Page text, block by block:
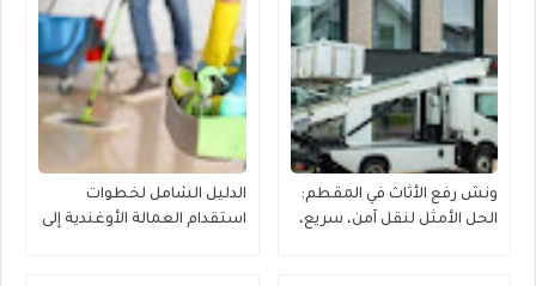
ونش رفع الأثاث في المقطم:
الحل الأمثل لنقل آمن، سريع،
الدليل الشامل لخطوات
استقدام العمالة الأوغندية إلى